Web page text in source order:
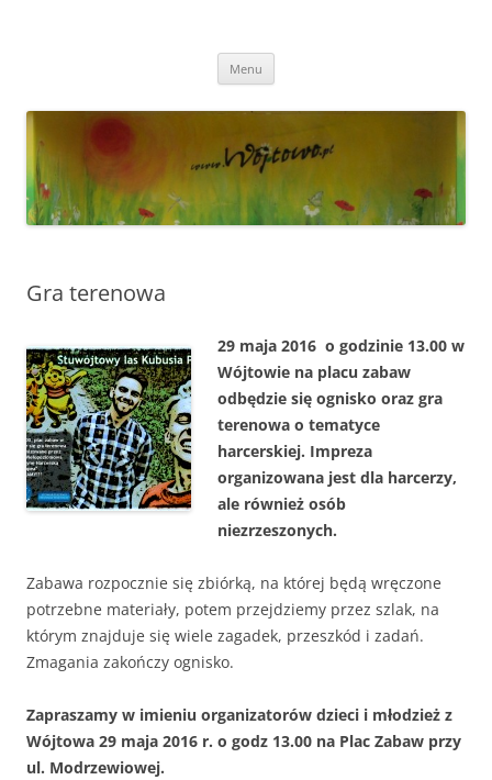
Menu
Gra terenowa
29 maja 2016 o godzinie 13.00 w
Wójtowie na placu zabaw
odbędzie się ognisko oraz gra
terenowa o tematyce
harcerskiej. Impreza
organizowana jest dla harcerzy,
ale również osób
niezrzeszonych.
Zabawa rozpocznie się zbiórką, na której będą wręczone
potrzebne materiały, potem przejdziemy przez szlak, na
którym znajduje się wiele zagadek, przeszkód i zadań.
Zmagania zakończy ognisko.
Zapraszamy w imieniu organizatorów dzieci i młodzież z
Wójtowa 29 maja 2016 r. o godz 13.00 na Plac Zabaw przy
ul. Modrzewiowej.